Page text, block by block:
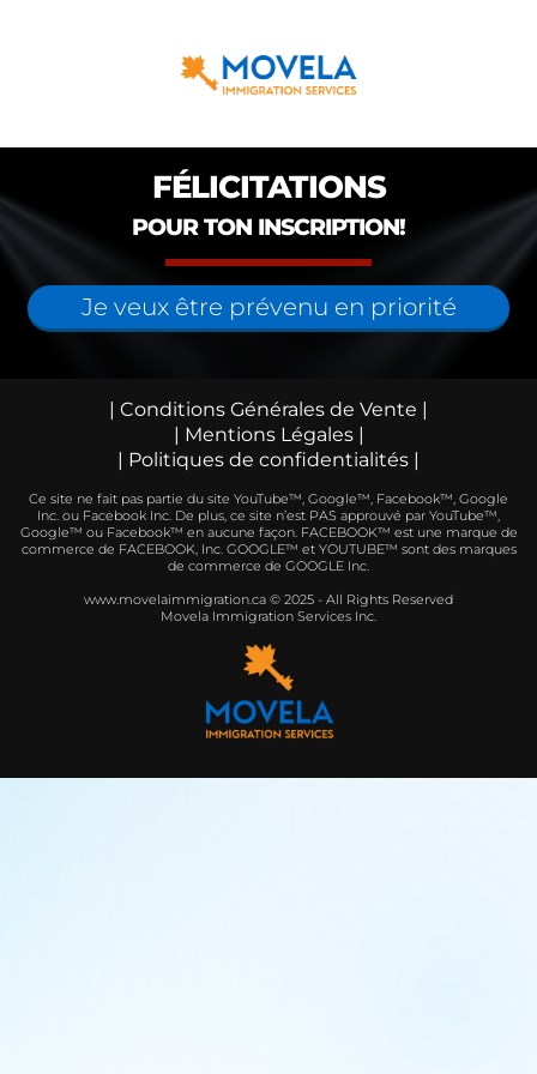
FÉLICITATIONS
POUR TON INSCRIPTION!
Je veux être prévenu en priorité
| Conditions Générales de Vente |
| Mentions Légales |
| Politiques de confidentialités |
Ce site ne fait pas partie du site YouTube™, Google™, Facebook™, Google
Inc. ou Facebook Inc. De plus, ce site n’est PAS approuvé par YouTube™,
Google™ ou Facebook™ en aucune façon. FACEBOOK™ est une marque de
commerce de FACEBOOK, Inc. GOOGLE™ et YOUTUBE™ sont des marques
de commerce de GOOGLE Inc.
www.movelaimmigration.ca © 2025 - All Rights Reserved
Movela Immigration Services Inc.